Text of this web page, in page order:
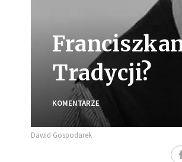
Tradycji?
KOMENTARZE
Dawid Gospodarek